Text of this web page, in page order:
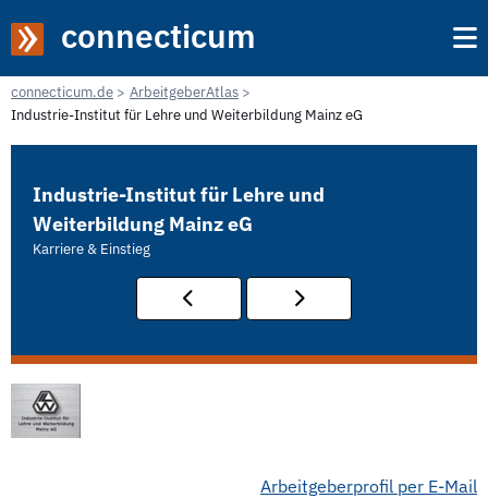
connecticum
connecticum.de
ArbeitgeberAtlas
Industrie-Institut für Lehre und Weiterbildung Mainz eG
Industrie-Institut für Lehre und
Weiterbildung Mainz eG
Karriere & Einstieg
Arbeitgeberprofil per E-Mail